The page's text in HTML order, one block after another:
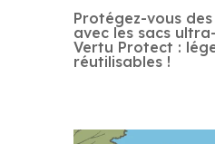
Protégez-vous
avec les sacs
Vertu Protect :
réutilisables !